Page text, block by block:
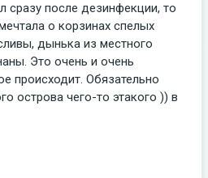
сразу после дезинфекции, то
о корзинах спелых
дынька из местного
Это очень и очень
происходит. Обязательно
острова чего-то этакого )) в